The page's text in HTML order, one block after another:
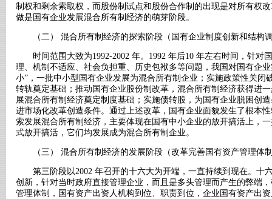
制权和剩余索取权，而股份制试点和股份合作制的出现是对所有权
做是国有企业发展混合所有制经济的萌芽阶段。
（二） 混合所有制经济的探索阶段（国有企业制度创新和结构
时间范围大致为1992-2002 年。1992 年后10 年左右时间，针对
理、机制不适应、社会负担重、历史包袱多等问题，我国对国有企
小”，一批中小型国有企业发展为混合所有制企业；实施政策性关闭
转轨奠定基础；推动国有企业股份制改革，混合所有制经济获得进
展混合所有制经济奠定制度基础；实施债转股，为国有企业脱困创
进市场化改革创造条件。通过上述改革，国有企业面貌发生了根本
索发展混合所有制经济，主要体现在国有中小企业的放开搞活上，
式放开搞活，它们均发展成为混合所有制企业。
（三） 混合所有制经济的发展阶段（改革完善国有资产管理体
第三阶段以2002 年召开的十六大为开端，一直持续到现在。十
创新，针对当时政府直接管理企业，而且是多头管理而产生的弊端
管理体制，国有资产出资人机构到位、职责到位，企业国有资产出